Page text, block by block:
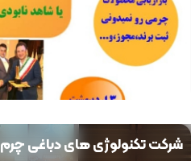
شرکت تکنولوژی های دباغی چرم Simac 2021